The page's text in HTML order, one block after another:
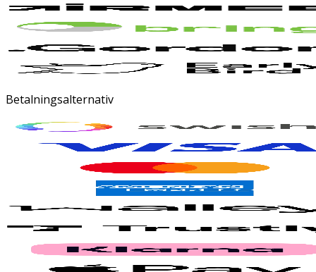
Betalningsalternativ